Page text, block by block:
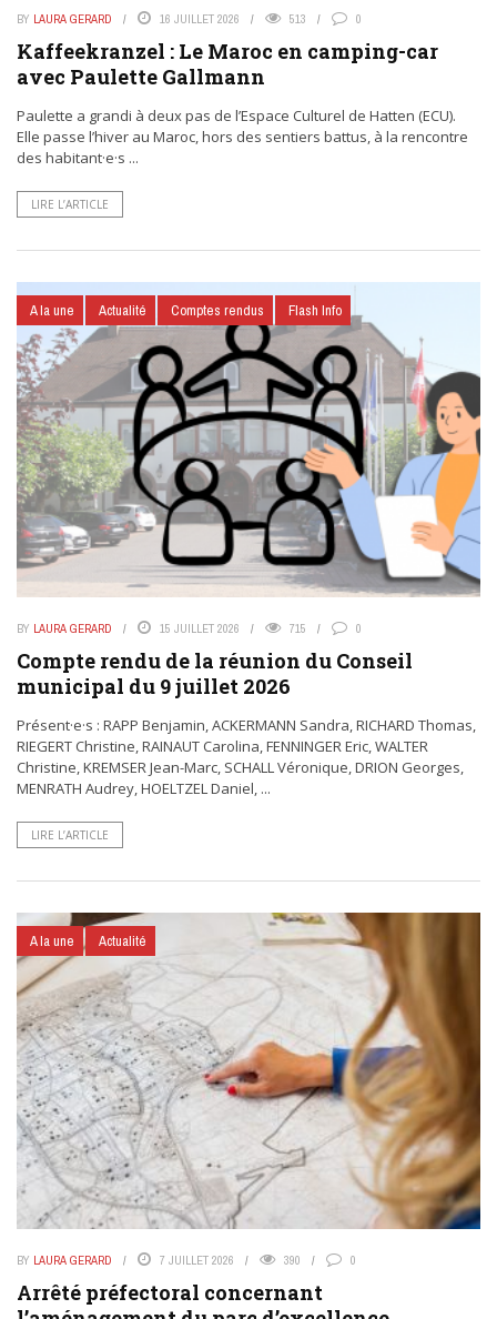
BY LAURA GERARD 16 JUILLET 2026 513 0
Kaffeekranzel : Le Maroc en camping-car
avec Paulette Gallmann
Paulette a grandi à deux pas de l’Espace Culturel de Hatten (ECU).
Elle passe l’hiver au Maroc, hors des sentiers battus, à la rencontre
des habitant·e·s ...
LIRE L’ARTICLE
A la une Actualité Comptes rendus Flash Info
BY LAURA GERARD 15 JUILLET 2026 715 0
Compte rendu de la réunion du Conseil
municipal du 9 juillet 2026
Présent·e·s : RAPP Benjamin, ACKERMANN Sandra, RICHARD Thomas,
RIEGERT Christine, RAINAUT Carolina, FENNINGER Eric, WALTER
Christine, KREMSER Jean-Marc, SCHALL Véronique, DRION Georges,
MENRATH Audrey, HOELTZEL Daniel, ...
LIRE L’ARTICLE
A la une Actualité
BY LAURA GERARD 7 JUILLET 2026 390 0
Arrêté préfectoral concernant